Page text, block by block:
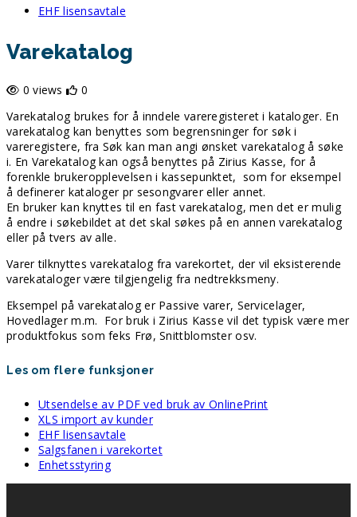
EHF lisensavtale
Varekatalog
0 views
0
Varekatalog brukes for å inndele vareregisteret i kataloger. En
varekatalog kan benyttes som begrensninger for søk i
vareregistere, fra Søk kan man angi ønsket varekatalog å søke
i. En Varekatalog kan også benyttes på Zirius Kasse, for å
forenkle brukeropplevelsen i kassepunktet, som for eksempel
å definerer kataloger pr sesongvarer eller annet.
En bruker kan knyttes til en fast varekatalog, men det er mulig
å endre i søkebildet at det skal søkes på en annen varekatalog
eller på tvers av alle.
Varer tilknyttes varekatalog fra varekortet, der vil eksisterende
varekataloger være tilgjengelig fra nedtrekksmeny.
Eksempel på varekatalog er Passive varer, Servicelager,
Hovedlager m.m. For bruk i Zirius Kasse vil det typisk være mer
produktfokus som feks Frø, Snittblomster osv.
Les om flere funksjoner
Utsendelse av PDF ved bruk av OnlinePrint
XLS import av kunder
EHF lisensavtale
Salgsfanen i varekortet
Enhetsstyring